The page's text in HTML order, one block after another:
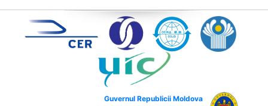
Guvernul Republicii Moldova